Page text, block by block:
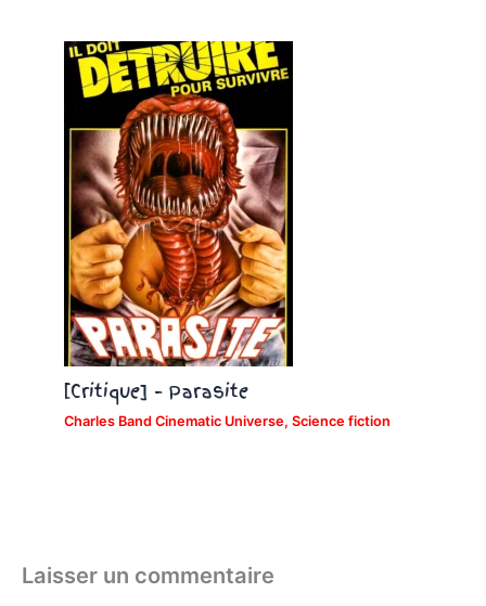
[Critique] – Parasite
Charles Band Cinematic Universe, Science fiction
Laisser un commentaire